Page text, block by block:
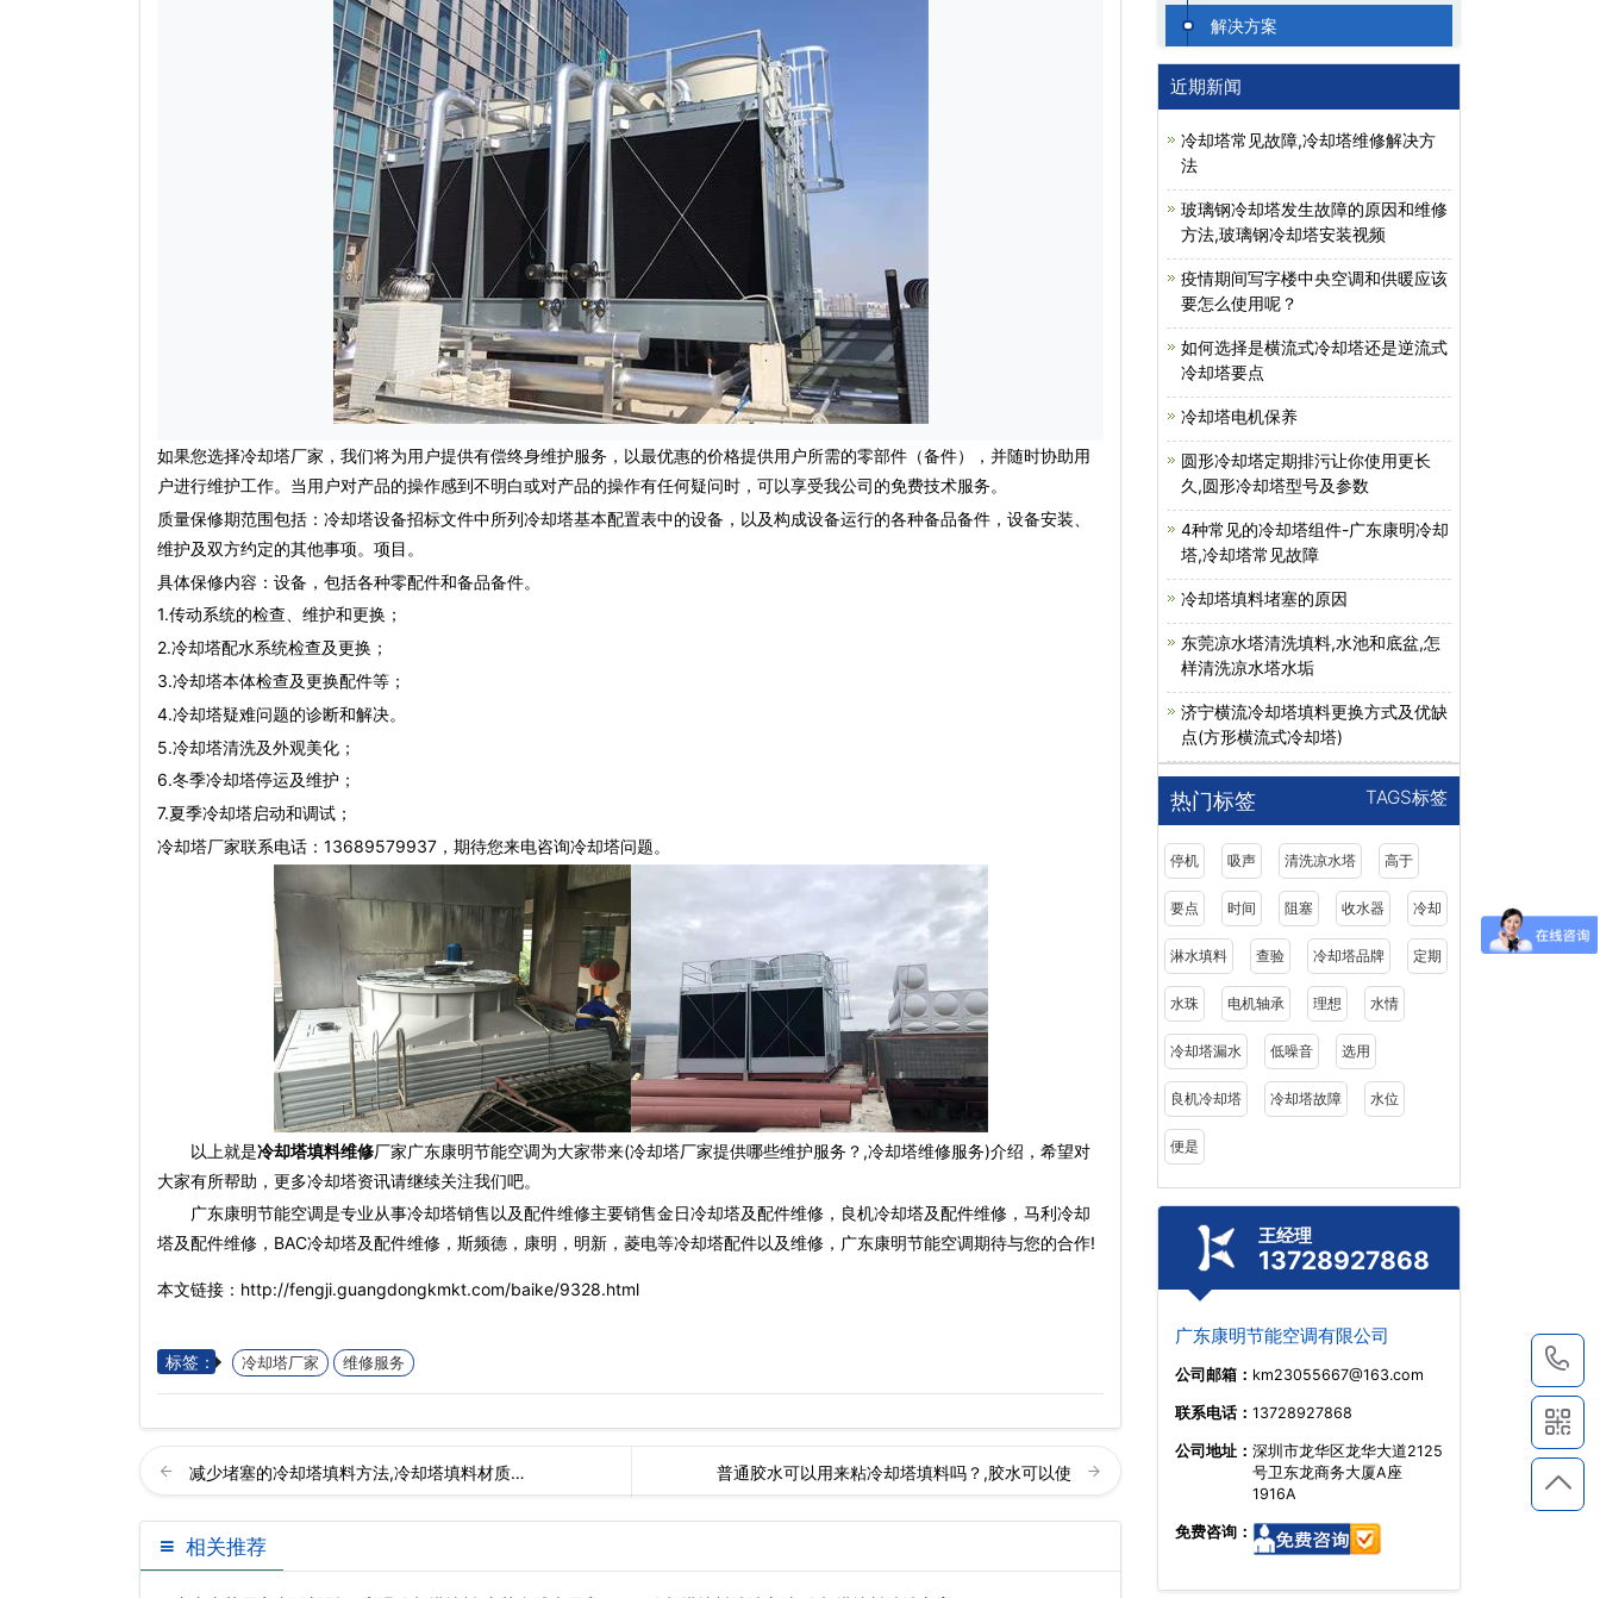
如果您选择冷却塔厂家，我们将为用户提供有偿终身维护服务，以最优惠的价格提供用户所需的零部件（备件），并随时协助用
户进行维护工作。当用户对产品的操作感到不明白或对产品的操作有任何疑问时，可以享受我公司的免费技术服务。
质量保修期范围包括：冷却塔设备招标文件中所列冷却塔基本配置表中的设备，以及构成设备运行的各种备品备件，设备安装、
维护及双方约定的其他事项。项目。
具体保修内容：设备，包括各种零配件和备品备件。
1.传动系统的检查、维护和更换；
2.冷却塔配水系统检查及更换；
3.冷却塔本体检查及更换配件等；
4.冷却塔疑难问题的诊断和解决。
5.冷却塔清洗及外观美化；
6.冬季冷却塔停运及维护；
7.夏季冷却塔启动和调试；
冷却塔厂家联系电话：13689579937，期待您来电咨询冷却塔问题。
以上就是冷却塔填料维修厂家广东康明节能空调为大家带来(冷却塔厂家提供哪些维护服务？,冷却塔维修服务)介绍，希望对
大家有所帮助，更多冷却塔资讯请继续关注我们吧。
广东康明节能空调是专业从事冷却塔销售以及配件维修主要销售金日冷却塔及配件维修，良机冷却塔及配件维修，马利冷却
塔及配件维修，BAC冷却塔及配件维修，斯频德，康明，明新，菱电等冷却塔配件以及维修，广东康明节能空调期待与您的合作!
本文链接：http://fengji.guangdongkmkt.com/baike/9328.html
标签： 冷却塔厂家 维修服务
减少堵塞的冷却塔填料方法,冷却塔填料材质… 普通胶水可以用来粘冷却塔填料吗？,胶水可以使
相关推荐
解决方案
近期新闻
冷却塔常见故障,冷却塔维修解决方
法
玻璃钢冷却塔发生故障的原因和维修
方法,玻璃钢冷却塔安装视频
疫情期间写字楼中央空调和供暖应该
要怎么使用呢？
如何选择是横流式冷却塔还是逆流式
冷却塔要点
冷却塔电机保养
圆形冷却塔定期排污让你使用更长
久,圆形冷却塔型号及参数
4种常见的冷却塔组件-广东康明冷却
塔,冷却塔常见故障
冷却塔填料堵塞的原因
东莞凉水塔清洗填料,水池和底盆,怎
样清洗凉水塔水垢
济宁横流冷却塔填料更换方式及优缺
点(方形横流式冷却塔)
热门标签 TAGS标签
停机 吸声 清洗凉水塔 高于
要点 时间 阻塞 收水器 冷却
淋水填料 查验 冷却塔品牌 定期
水珠 电机轴承 理想 水情
冷却塔漏水 低噪音 选用
良机冷却塔 冷却塔故障 水位
便是
王经理
13728927868
广东康明节能空调有限公司
公司邮箱： km23055667@163.com
联系电话： 13728927868
公司地址： 深圳市龙华区龙华大道2125
号卫东龙商务大厦A座
1916A
免费咨询：